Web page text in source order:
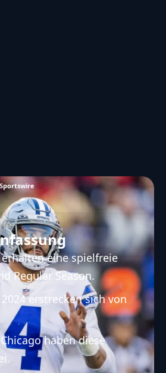
erhalten eine spielfreie
Regular Season.
erstrecken sich von
haben diese